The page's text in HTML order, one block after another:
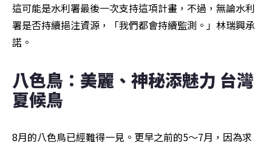
這可能是水利署最後一次支持這項計畫，不過，無論水利
署是否持續挹注資源，「我們都會持續監測。」林瑞興承
諾。
八色鳥：美麗、神秘添魅力 台灣
夏候鳥
8月的八色鳥已經難得一見。更早之前的5～7月，因為求